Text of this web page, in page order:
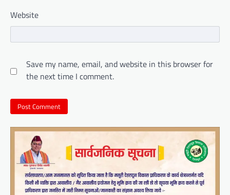
Website
Save my name, email, and website in this browser for
the next time I comment.